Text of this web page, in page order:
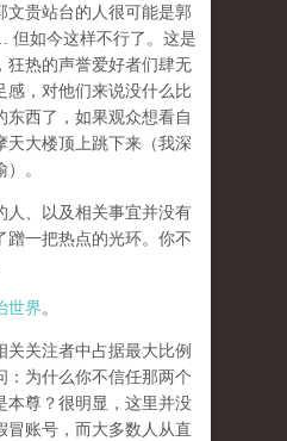
文贵站台的人很可能是郭
如今这样不行了。这是
狂热的声誉爱好者们肆无
感，对他们来说没什么比
东西了，如果观众想看自
天大楼顶上跳下来（我深
。
人、以及相关事宜并没有
蹭一把热点的光环。你不
世界。
关关注者中占据最大比例
：为什么你不信任那两个
本尊？很明显，这里并没
冒账号，而大多数人从直